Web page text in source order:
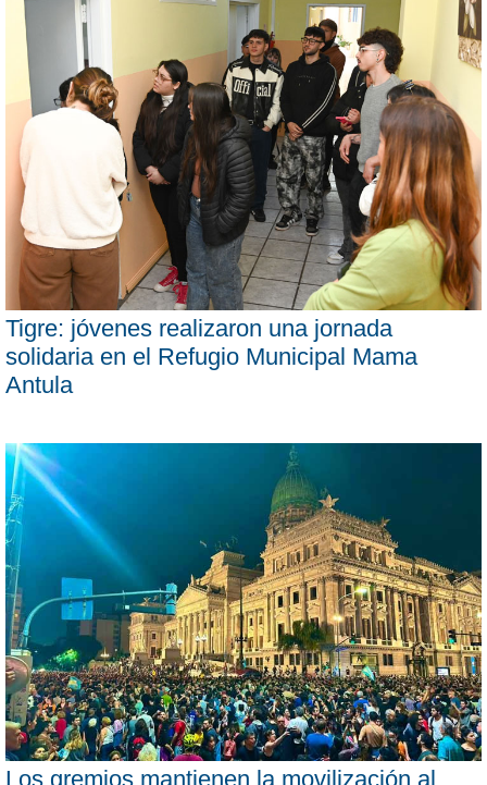
Tigre: jóvenes realizaron una jornada
solidaria en el Refugio Municipal Mama
Antula
Los gremios mantienen la movilización al